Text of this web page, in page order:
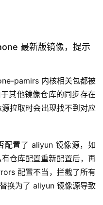
< /enabled >
>
>
repository/
</enabled>
最新版镜像，提示
pamirs 内核相关包都被
其他镜像仓库的同步存在
拉取时会出现找不到对应
配置了 aliyun 镜像源，如
仓库配置重新配置后，再
配置不当，拦截了所有
换为了 aliyun 镜像源导致